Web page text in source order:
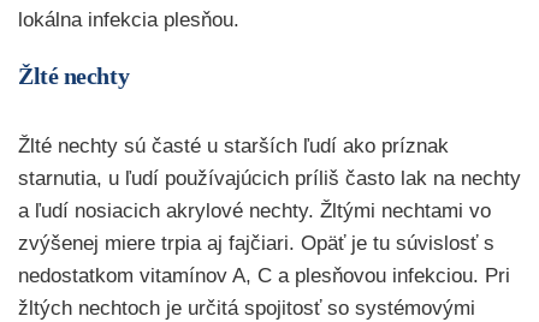
lokálna infekcia plesňou.
Žlté nechty
Žlté nechty sú časté u starších ľudí ako príznak
starnutia, u ľudí používajúcich príliš často lak na nechty
a ľudí nosiacich akrylové nechty. Žltými nechtami vo
zvýšenej miere trpia aj fajčiari. Opäť je tu súvislosť s
nedostatkom vitamínov A, C a plesňovou infekciou. Pri
žltých nechtoch je určitá spojitosť so systémovými